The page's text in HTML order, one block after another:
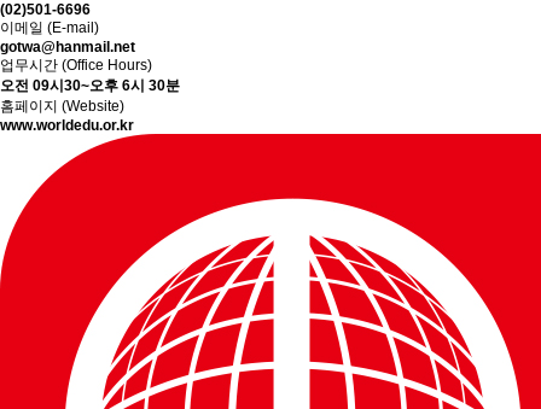
(02)501-6696
이메일 (E-mail)
gotwa@hanmail.net
업무시간 (Office Hours)
오전 09시30~오후 6시 30분
홈페이지 (Website)
www.worldedu.or.kr